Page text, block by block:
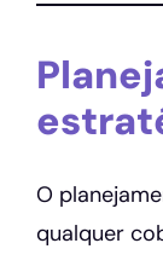
O
qualquer